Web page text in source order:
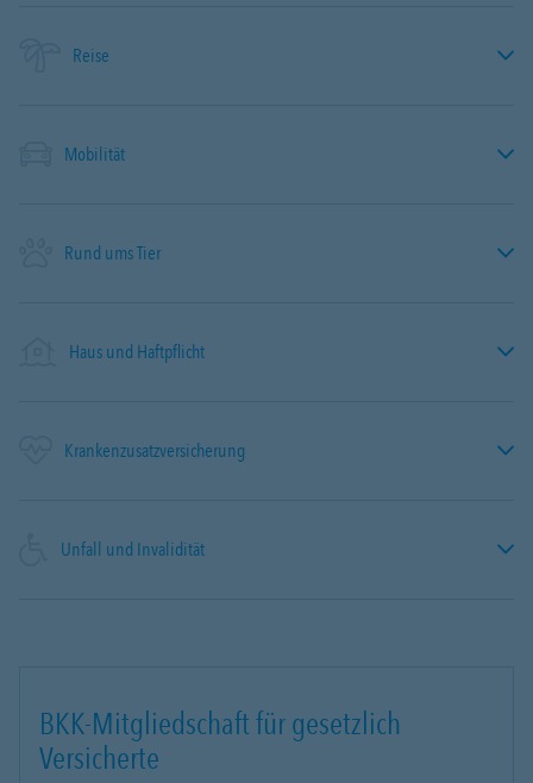
Reise
Mobilität
Rund ums Tier
Haus und Haftpflicht
Krankenzusatzversicherung
Unfall und Invalidität
BKK-Mitgliedschaft für gesetzlich
Versicherte